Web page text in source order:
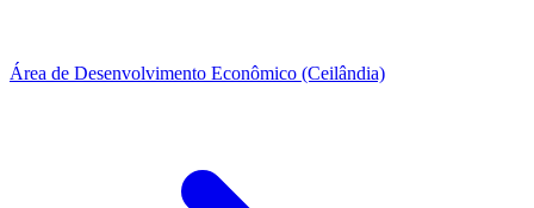
Área de Desenvolvimento Econômico (Ceilândia)